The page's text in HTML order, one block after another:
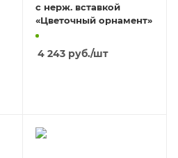
c нерж. вставкой
«Цветочный орнамент»
4 243руб./шт